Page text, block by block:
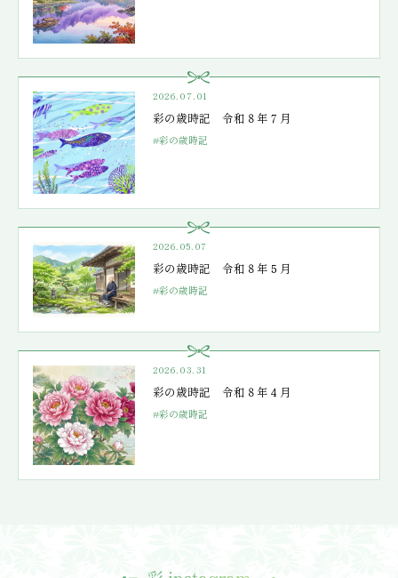
2026.07.01
彩の歳時記 令和８年７月
#彩の歳時記
2026.05.07
彩の歳時記 令和８年５月
#彩の歳時記
2026.03.31
彩の歳時記 令和８年４月
#彩の歳時記